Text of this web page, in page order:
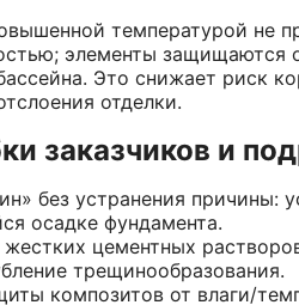
температурой не
элементы защищаются
Это снижает риск
отделки.
заказчиков и
без устранения причины:
осадке фундамента.
цементных
трещинообразования.
композитов от влаги/